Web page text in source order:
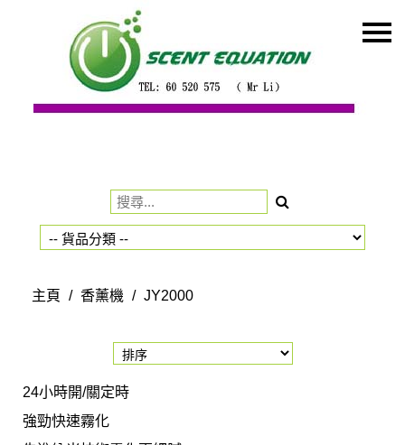
購物車
語言
主頁 / 香薰機 / JY2000
24小時開/關定時
強勁快速霧化